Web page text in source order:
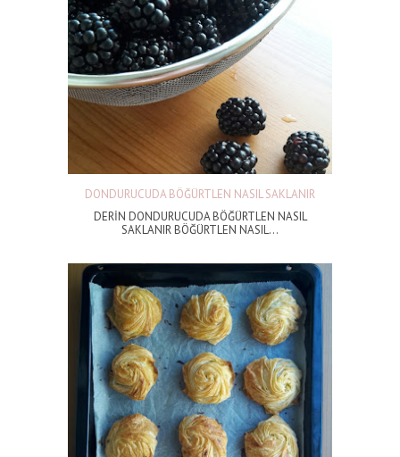
DONDURUCUDA BÖĞÜRTLEN NASIL SAKLANIR
DERİN DONDURUCUDA BÖĞÜRTLEN NASIL
SAKLANIR BÖĞÜRTLEN NASIL...